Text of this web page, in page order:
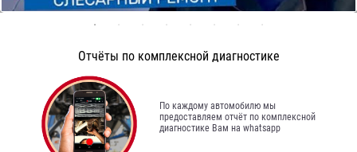
Отчёты по комплексной диагностике
По каждому автомобилю мы
предоставляем отчёт по комплексной
диагностике Вам на whatsapp